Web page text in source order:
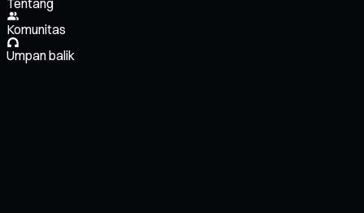
Tentang
Komunitas
Umpan balik